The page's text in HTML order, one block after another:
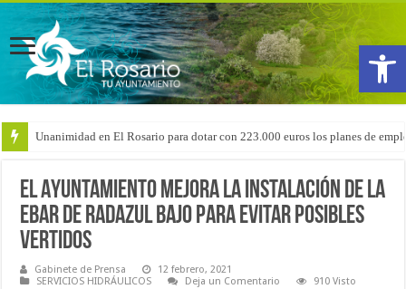
Abrir
Unanimidad en El Rosario para dotar con 223.000 euros los planes de
Arranca la reforma del CEIP San Isidro con las demoliciones para la
El Ayuntamiento mejora la instalación de la
EBAR de Radazul Bajo para evitar posibles
vertidos
Gabinete de Prensa
12 febrero, 2021
SERVICIOS HIDRÁULICOS
Deja un Comentario 910 Visto